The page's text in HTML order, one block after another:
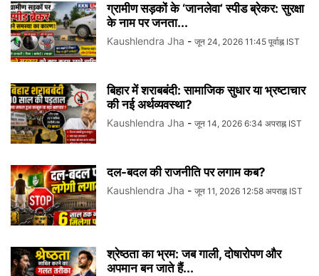
ग्रामीण सड़कों के ‘जानलेवा’ स्पीड ब्रेकर: सुरक्षा
के नाम पर जनता...
Kaushlendra Jha - जून 24, 2026 11:45 पूर्वाह्न IST
बिहार में शराबबंदी: सामाजिक सुधार या भ्रष्टाचार
की नई अर्थव्यवस्था?
Kaushlendra Jha - जून 14, 2026 6:34 अपराह्न IST
दल-बदल की राजनीति पर लगाम कब?
Kaushlendra Jha - जून 11, 2026 12:58 अपराह्न IST
श्रेष्ठता का भ्रम: जब गाली, दोषारोपण और
अपमान बन जाते हैं...